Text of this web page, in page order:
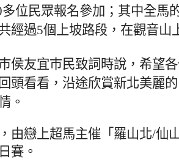
多位民眾報名參加；其中全馬
經過5個上坡路段，在觀音山
侯友宜巿民致詞時說，希望
頭看看，沿途欣賞新北美麗
。
由戀上超馬主催「羅山北/仙
賽。